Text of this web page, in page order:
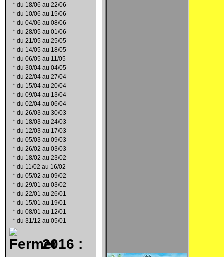
* du 18/06 au 22/06
* du 10/06 au 15/06
* du 04/06 au 08/06
* du 28/05 au 01/06
* du 21/05 au 25/05
* du 14/05 au 18/05
* du 06/05 au 11/05
* du 30/04 au 04/05
* du 22/04 au 27/04
* du 15/04 au 20/04
* du 09/04 au 13/04
* du 02/04 au 06/04
* du 26/03 au 30/03
* du 18/03 au 24/03
* du 12/03 au 17/03
* du 05/03 au 09/03
* du 26/02 au 03/03
* du 18/02 au 23/02
* du 11/02 au 16/02
* du 05/02 au 09/02
* du 29/01 au 03/02
* du 22/01 au 26/01
* du 15/01 au 19/01
* du 08/01 au 12/01
* du 31/12 au 05/01
2016 :